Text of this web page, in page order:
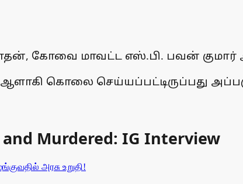
கோவை மாவட்ட எஸ்.பி. பவன்
கொலை செய்யப்பட்டிருப்பது
Murdered: IG Interview